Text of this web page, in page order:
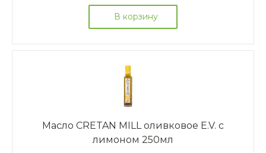
В корзину
Масло CRETAN MILL оливковое E.V. с
лимоном 250мл